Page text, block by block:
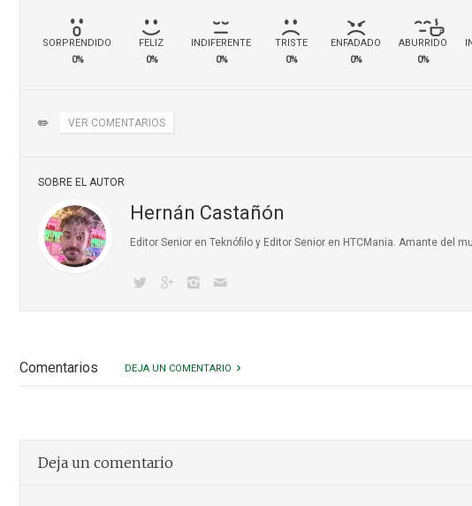
SORPRENDIDO
0%
FELIZ
0%
INDIFERENTE
0%
TRISTE
0%
ENFADADO
0%
ABURRIDO
0%
✏️ VER COMENTARIOS
SOBRE EL AUTOR
Hernán Castañón
Editor Senior en Teknófilo y Editor Senior en HTCMania. Amante del
Comentarios DEJA UN COMENTARIO
Deja un comentario